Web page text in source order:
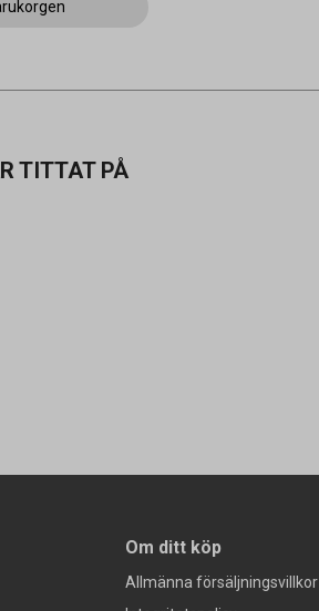
TITTAT PÅ
Om ditt köp
Allmänna försäljningsvillkor